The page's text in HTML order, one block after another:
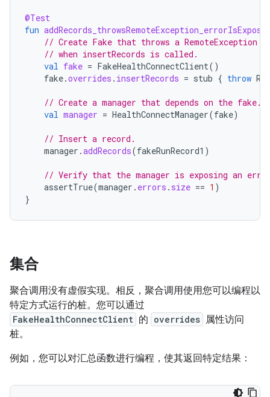
@Test
fun
// Create Fake that throws a RemoteException
// when insertRecords is called.
val fake = FakeHealthConnectClient()
fake.overrides . insertRecords = stub { throw
// Create a manager that depends on the fake.
val manager = HealthConnectManager(fake)
// Insert a record.
manager .addRecords(fakeRunRecord1 )
// Verify that the manager is exposing an
assertTrue(manager . errors . size == 1 )
}
集合
聚合调用没有虚假实现。相反，聚合调用使用您可以编程以
特定方式运行的桩。您可以通过
FakeHealthConnectClient 的 overrides 属性访问
桩。
例如，您可以对汇总函数进行编程，使其返回特定结果：